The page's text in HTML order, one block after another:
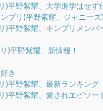
)平野紫耀、大学進学はせず
プリ)平野紫耀、ジャニー
)平野紫耀、キンプリメンバ
)平野紫耀、新情報！
き
)平野紫耀、最新ランキング
)平野紫耀、愛されエピソー